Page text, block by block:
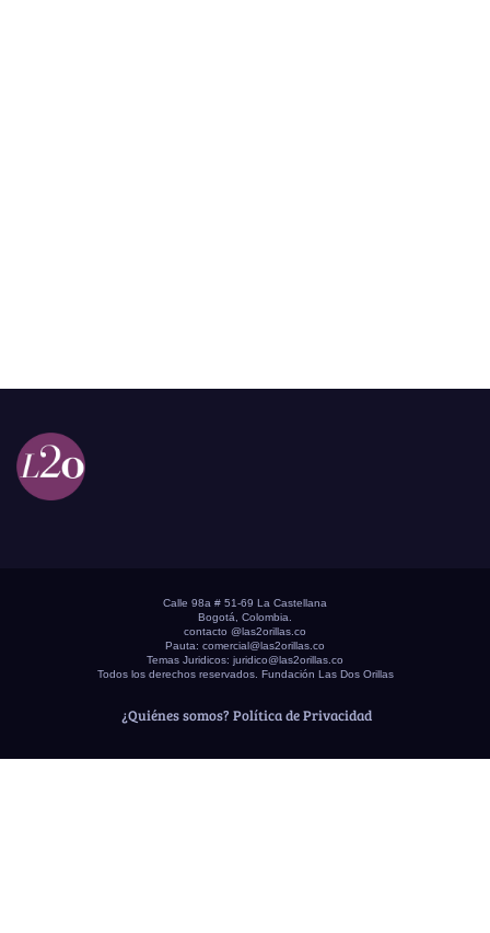
Calle 98a # 51-69 La Castellana
Bogotá, Colombia.
contacto @las2orillas.co
Pauta: comercial@las2orillas.co
Temas Juridicos: juridico@las2orillas.co
Todos los derechos reservados. Fundación Las Dos Orillas
¿Quiénes somos? Política de Privacidad